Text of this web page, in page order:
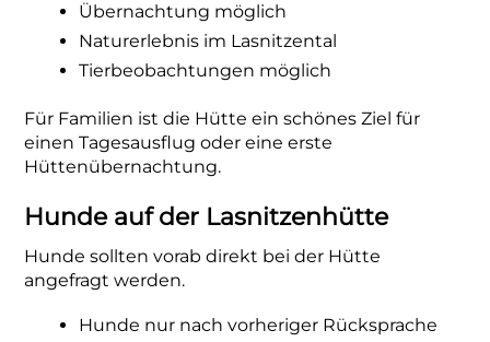
Übernachtung möglich
Naturerlebnis im Lasnitzental
Tierbeobachtungen möglich
Für Familien ist die Hütte ein schönes Ziel für
einen Tagesausflug oder eine erste
Hüttenübernachtung.
Hunde auf der Lasnitzenhütte
Hunde sollten vorab direkt bei der Hütte
angefragt werden.
Hunde nur nach vorheriger Rücksprache